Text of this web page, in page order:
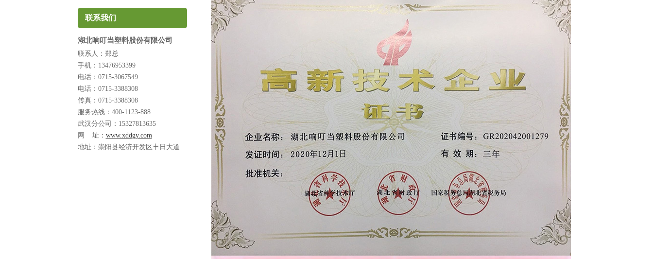
联系我们
湖北响叮当塑料股份有限公司
联系人：郑总
手机：13476953399
电话：0715-3067549
电话：0715-3388308
传真：0715-3388308
服务热线：400-1123-888
武汉分公司：15327813635
网 址： www.xddgy.com
地址：崇阳县经济开发区丰日大道